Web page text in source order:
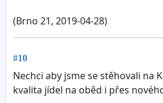
(Brno 21, 2019-04-28)
#10
Nechci aby jsme se stěhovali
kvalita jídel na oběd i přes